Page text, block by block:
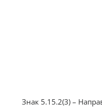
Знак 5.15.2(3) –